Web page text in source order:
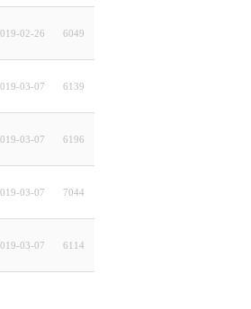
02-26 6049
03-07 6139
03-07 6196
03-07 7044
03-07 6114